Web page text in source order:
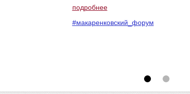
подробнее
#макаренковский_форум